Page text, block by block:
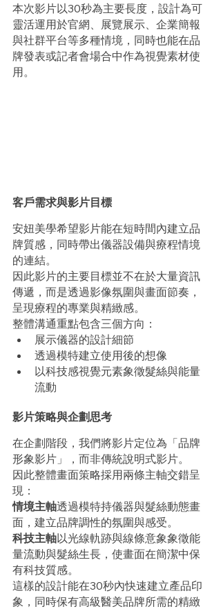
本次影片以30秒為主要長度，設計為可
靈活運用於官網、展覽展示、企業簡報
與社群平台等多種情境，同時也能在品
牌發表或記者會場合中作為視覺素材使
用。
客戶需求與影片目標
安妞美學希望影片能在短時間內建立品
牌質感，同時帶出儀器設備與療程情境
的連結。
因此影片的主要目標並不在於大量資訊
傳遞，而是透過影像氛圍與畫面節奏，
呈現療程的專業與精緻感。
整體溝通重點包含三個方向：
展示儀器的設計細節
透過模特建立使用後的想像
以科技感視覺元素象徵髮絲與能量
流動
影片策略與企劃思考
在企劃階段，我們將影片定位為「品牌
形象影片」，而非傳統說明式影片。
因此整體畫面策略採用兩條主軸交錯呈
現：
情境主軸透過模特持儀器與髮絲動態畫
面，建立品牌調性的氛圍與感受。
科技主軸以光線軌跡與線條意象象徵能
量流動與髮絲生長，使畫面在簡潔中保
有科技質感。
這樣的設計能在30秒內快速建立產品印
象，同時保有高級醫美品牌所需的精緻